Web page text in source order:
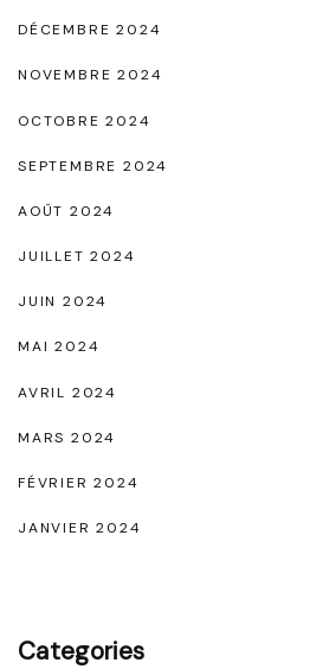
d
e
P
y
c
e
DÉCEMBRE 2024
NOVEMBRE 2024
OCTOBRE 2024
SEPTEMBRE 2024
AOÛT 2024
JUILLET 2024
JUIN 2024
MAI 2024
AVRIL 2024
MARS 2024
FÉVRIER 2024
JANVIER 2024
Categories